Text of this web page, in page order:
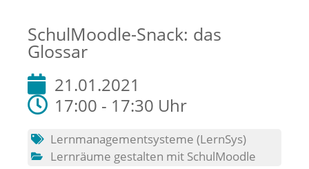
SchulMoodle-Snack: das
Glossar
21.01.2021
17:00 - 17:30 Uhr
Lernmanagementsysteme (LernSys)
Lernräume gestalten mit SchulMoodle